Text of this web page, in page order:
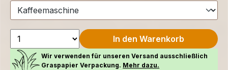
In den Warenkorb
Wir verwenden für unseren Versand ausschließlich
Graspapier Verpackung. Mehr dazu.